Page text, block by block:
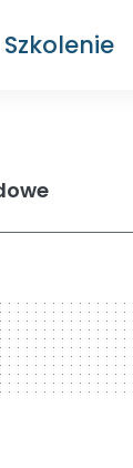
Szkolenie